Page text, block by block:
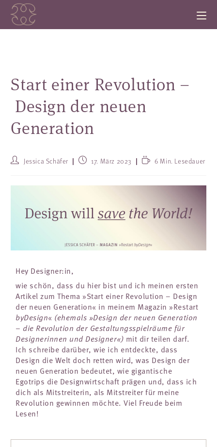
Start einer Revolution –
Design der neuen
Generation
Jessica Schäfer 17. März 2023 6 Min. Lesedauer
Hey Designer:in,
wie schön, dass du hier bist und ich meinen ersten
Artikel zum Thema »Start einer Revolution – Design
der neuen Generation« in meinem Magazin »Restart
byDesign« (ehemals »Design der neuen Generation
– die Revolution der Gestaltungsspielräume für
Designerinnen und Designer«) mit dir teilen darf.
Ich schreibe darüber, wie ich entdeckte, dass
Design die Welt doch retten wird, was Design der
neuen Generation bedeutet, wie gigantische
Egotrips die Designwirtschaft prägen und, dass ich
dich als Mitstreiterin, als Mitstreiter für meine
Revolution gewinnen möchte. Viel Freude beim
Lesen!